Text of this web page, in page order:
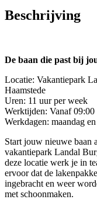
Beschrijving
De baan die past bij
Locatie: Vakantiepark
Haamstede
Uren: 11 uur per week
Werktijden: Vanaf
Werkdagen: maandag
Start jouw nieuwe baan
vakantiepark Landal
deze locatie werk je in
ervoor dat de
ingebracht en weer
met schoonmaken.